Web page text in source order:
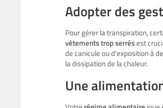
Adopter des
Pour gérer la transpiration,
vêtements trop serrésest
de canicule ou d’exposition à
la dissipation de la chaleur.
Une